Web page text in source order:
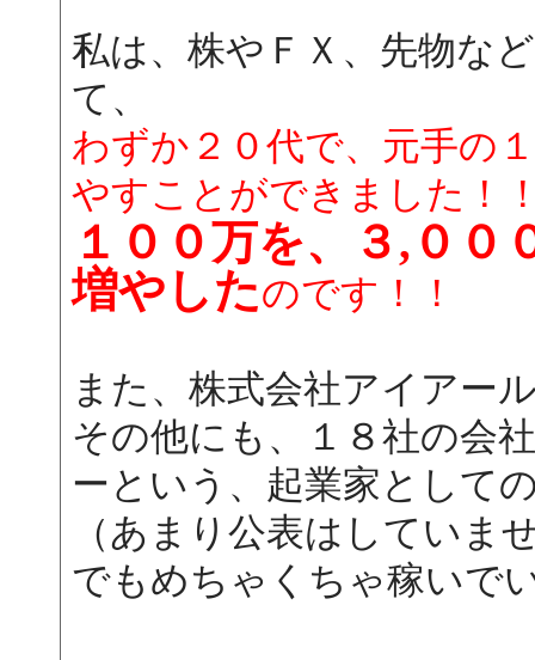
私は、株やＦＸ、先物な
て、
わずか２０代で、元手の
やすことができました！
１００万を、３,００
増やしたのです！！
また、株式会社アイアー
その他にも、１８社の会
ーという、起業家として
（あまり公表はしていま
でもめちゃくちゃ稼いで